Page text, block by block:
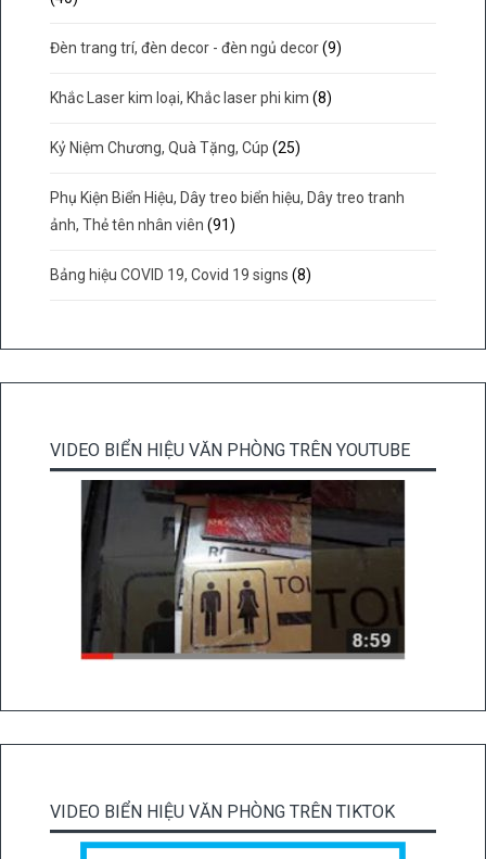
Đèn trang trí, đèn decor - đèn ngủ decor (9)
Khắc Laser kim loại, Khắc laser phi kim (8)
Kỷ Niệm Chương, Quà Tặng, Cúp (25)
Phụ Kiện Biển Hiệu, Dây treo biển hiệu, Dây treo tranh
ảnh, Thẻ tên nhân viên (91)
Bảng hiệu COVID 19, Covid 19 signs (8)
VIDEO BIỂN HIỆU VĂN PHÒNG TRÊN YOUTUBE
VIDEO BIỂN HIỆU VĂN PHÒNG TRÊN TIKTOK